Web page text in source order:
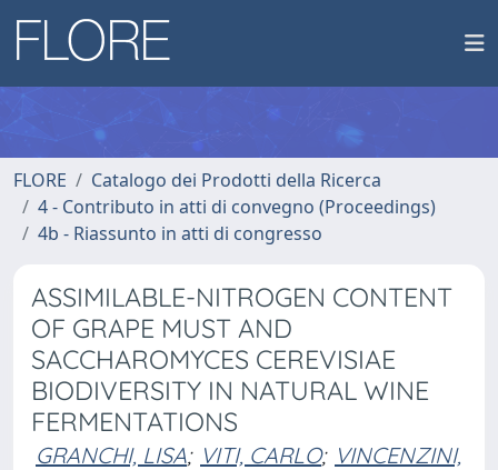
FLORE
Catalogo dei Prodotti della Ricerca
4 - Contributo in atti di convegno (Proceedings)
4b - Riassunto in atti di congresso
ASSIMILABLE-NITROGEN CONTENT
OF GRAPE MUST AND
SACCHAROMYCES CEREVISIAE
BIODIVERSITY IN NATURAL WINE
FERMENTATIONS
GRANCHI, LISA; VITI, CARLO; VINCENZINI,